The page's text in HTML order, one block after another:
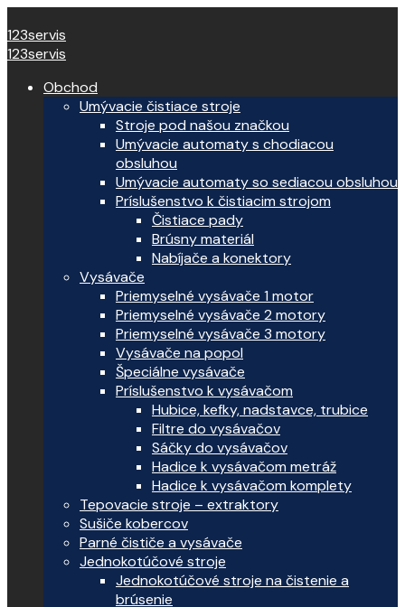
123servis
123servis
Obchod
Umývacie čistiace stroje
Stroje pod našou značkou
Umývacie automaty s chodiacou
obsluhou
Umývacie automaty so sediacou obsluhou
Príslušenstvo k čistiacim strojom
Čistiace pady
Brúsny materiál
Nabíjače a konektory
Vysávače
Priemyselné vysávače 1 motor
Priemyselné vysávače 2 motory
Priemyselné vysávače 3 motory
Vysávače na popol
Špeciálne vysávače
Príslušenstvo k vysávačom
Hubice, kefky, nadstavce, trubice
Filtre do vysávačov
Sáčky do vysávačov
Hadice k vysávačom metráž
Hadice k vysávačom komplety
Tepovacie stroje – extraktory
Sušiče kobercov
Parné čističe a vysávače
Jednokotúčové stroje
Jednokotúčové stroje na čistenie a
brúsenie